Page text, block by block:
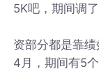
5K吧，期间调
资部分都是靠
4月，期间有5